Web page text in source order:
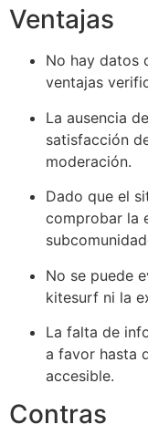
Ventajas
No hay datos
ventajas
La ausencia
satisfacción
moderación.
Dado que el
comprobar la
No se puede
kitesurf ni la
La falta de
a favor hasta
accesible.
Contras